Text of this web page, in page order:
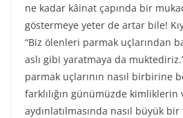
ne kadar kâinat çapında bir
göstermeye yeter de artar bile!
“Biz ölenleri parmak uçlarından
aslı gibi yaratmaya da
parmak uçlarının nasıl birbirine
farklılığın günümüzde
aydınlatılmasında nasıl büyük